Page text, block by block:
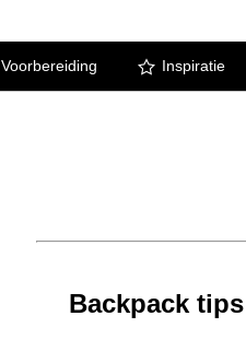
Voorbereiding Inspiratie
Backpack tips